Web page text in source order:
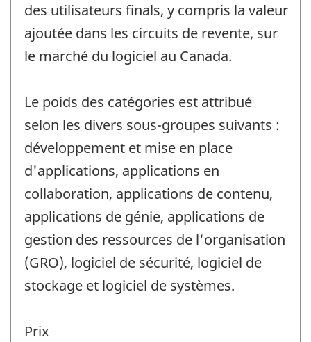
des utilisateurs finals, y compris la valeur
ajoutée dans les circuits de revente, sur
le marché du logiciel au Canada.
Le poids des catégories est attribué
selon les divers sous-groupes suivants :
développement et mise en place
d'applications, applications en
collaboration, applications de contenu,
applications de génie, applications de
gestion des ressources de l'organisation
(GRO), logiciel de sécurité, logiciel de
stockage et logiciel de systèmes.
Prix